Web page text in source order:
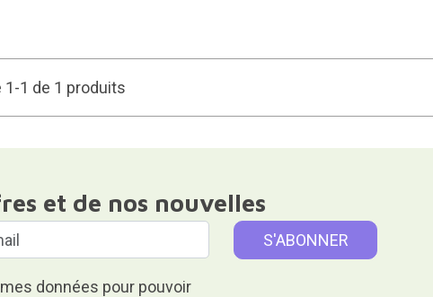
1-1 de 1 produits
et de nos nouvelles
données pour pouvoir